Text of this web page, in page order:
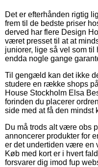
Det er efterhånden rigtig
frem til de bedste priser
derved har flere Design
været presset til at at
juniorer, lige så vel som til
endda nogle gange
Til gengæld kan det ikke
studere en række shops
House Stockholm Elsa
forinden du placerer
side med at få den mindst
Du må trods alt være obs
annoncerer produkter for
er det undertiden være en
Køb med kort er i hvert
forsvarer dig imod fup